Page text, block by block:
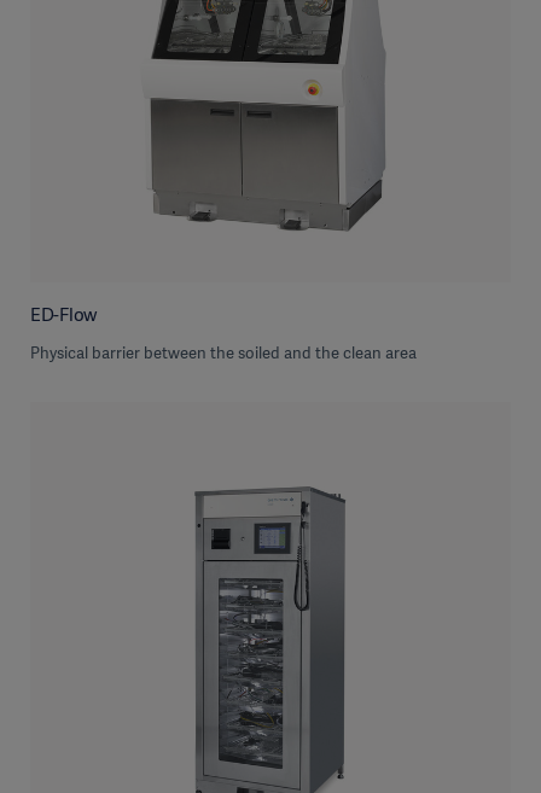
ED-Flow
Physical barrier between the soiled and the clean area